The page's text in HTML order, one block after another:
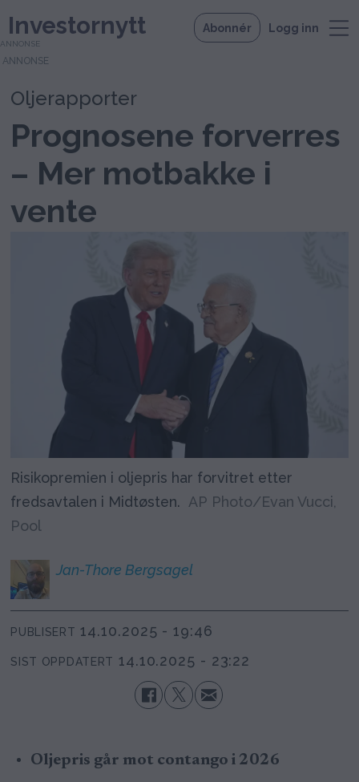
Investornytt Abonnér Logg inn
ANNONSE
Oljerapporter
Prognosene forverres
– Mer motbakke i
vente
Risikopremien i oljepris har forvitret etter
fredsavtalen i Midtøsten. AP Photo/Evan Vucci,
Pool
Jan-Thore Bergsagel
PUBLISERT 14.10.2025 - 19:46
SIST OPPDATERT 14.10.2025 - 23:22
Oljepris går mot contango i 2026